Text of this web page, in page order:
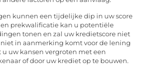
kunnen een tijdelijke dip in uw score
prekwalificatie kan u potentiële
tonen en zal uw kredietscore niet
niet in aanmerking komt voor de lening
uw kansen vergroten met een
of door uw krediet op te bouwen.